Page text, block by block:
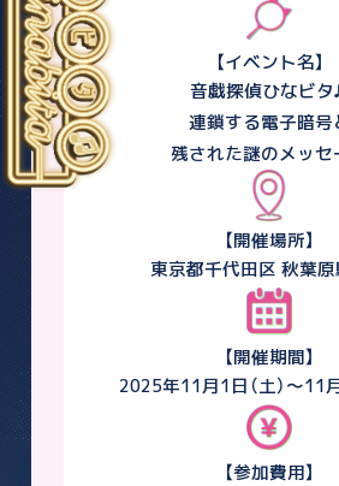
【イベント名】
音戯探偵ひなビ
連鎖する電子暗号
残された謎のメッセ
【開催場所】
東京都千代田区 秋葉
【開催期間】
2025年11月1日（土）～11
【参加費用】